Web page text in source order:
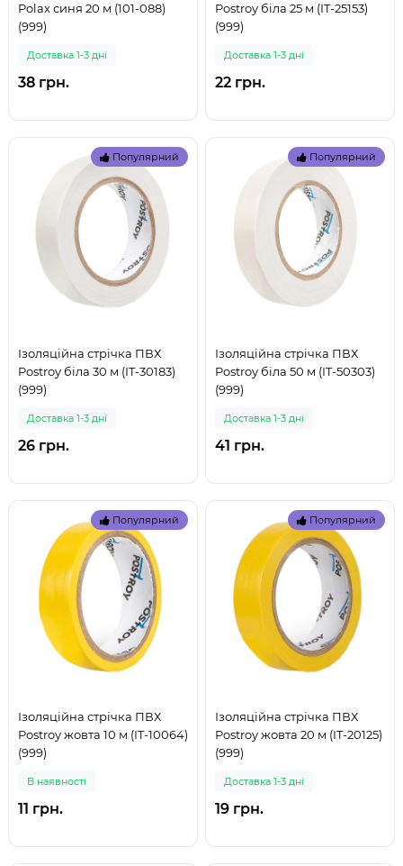
Polax синя 20 м (101-088)
(999)
Доставка 1-3 дні
38 грн.
Postroy біла 25 м (IT-25153)
(999)
Доставка 1-3 дні
22 грн.
Популярний
Ізоляційна стрічка ПВХ
Postroy біла 30 м (IT-30183)
(999)
Доставка 1-3 дні
26 грн.
Популярний
Ізоляційна стрічка ПВХ
Postroy біла 50 м (IT-50303)
(999)
Доставка 1-3 дні
41 грн.
Популярний
Ізоляційна стрічка ПВХ
Postroy жовта 10 м (IT-10064)
(999)
В наявностi
11 грн.
Популярний
Ізоляційна стрічка ПВХ
Postroy жовта 20 м (IT-20125)
(999)
Доставка 1-3 дні
19 грн.